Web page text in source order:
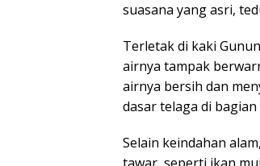
suasana yang asri,
Terletak di kaki
airnya tampak
airnya bersih dan
dasar telaga di
Selain keindahan